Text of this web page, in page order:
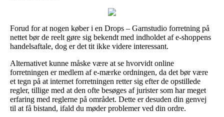
Forud for at nogen køber i en Drops – Garnstudio forretning på
nettet bør de reelt gøre sig bekendt med indholdet af e-shoppens
handelsaftale, dog er det tit ikke videre interessant.
Alternativet kunne måske være at se hvorvidt online
forretningen er medlem af e-mærke ordningen, da det bør være
et tegn på at internet forretningen retter sig efter de opstillede
regler, tillige med at den ofte besøges af jurister som har meget
erfaring med reglerne på området. Dette er desuden din genvej
til at få bistand, ifald du møder problemer ved din ordre.